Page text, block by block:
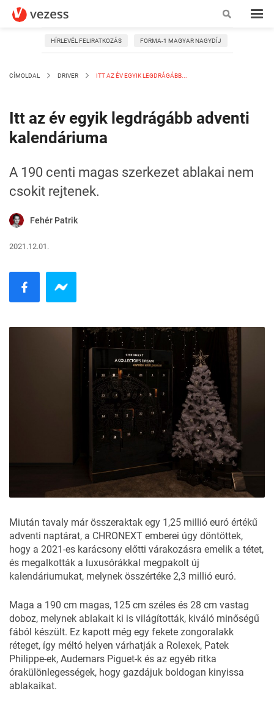
HÍRLEVÉL FELIRATKOZÁS FORMA-1 MAGYAR NAGYDÍJ
CÍMOLDAL DRIVER ITT AZ ÉV EGYIK LEGDRÁGÁBB...
Itt az év egyik legdrágább adventi
kalendáriuma
A 190 centi magas szerkezet ablakai nem
csokit rejtenek.
Fehér Patrik
2021.12.01.
Miután tavaly már összeraktak egy 1,25 millió euró értékű
adventi naptárat, a CHRONEXT emberei úgy döntöttek,
hogy a 2021-es karácsony előtti várakozásra emelik a tétet,
és megalkották a luxusórákkal megpakolt új
kalendáriumukat, melynek összértéke 2,3 millió euró.
Maga a 190 cm magas, 125 cm széles és 28 cm vastag
doboz, melynek ablakait ki is világították, kiváló minőségű
fából készült. Ez kapott még egy fekete zongoralakk
réteget, így méltó helyen várhatják a Rolexek, Patek
Philippe-ek, Audemars Piguet-k és az egyéb ritka
órakülönlegességek, hogy gazdájuk boldogan kinyissa
ablakaikat.